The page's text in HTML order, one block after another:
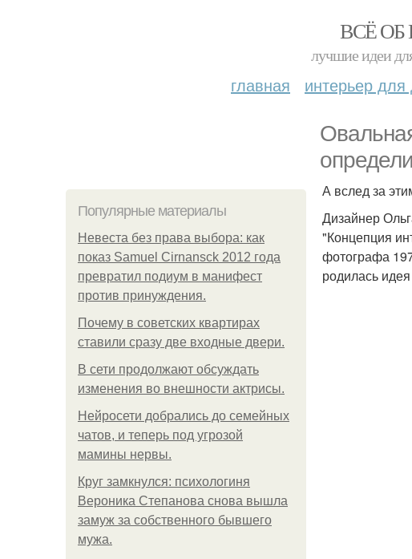
ВСЁ
лучшие идеи
главная интерьер
Популярные материалы
Невеста без права выбора: как
показ Samuel Cirnansck 2012 года
превратил подиум в манифест
против принуждения.
Почему в советских квартирах
ставили сразу две входные двери.
В сети продолжают обсуждать
изменения во внешности актрисы.
Нейросети добрались до семейных
чатов, и теперь под угрозой
мамины нервы.
Круг замкнулся: психологиня
Вероника Степанова снова вышла
замуж за собственного бывшего
мужа.
А вслед за
Дизайнер
"Концепция
фотографа
родилась